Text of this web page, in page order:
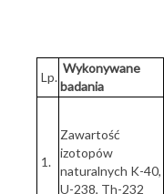
Lp.
Wykonywane
badania
1.
Zawartość
izotopów
naturalnych K-40,
U-238, Th-232